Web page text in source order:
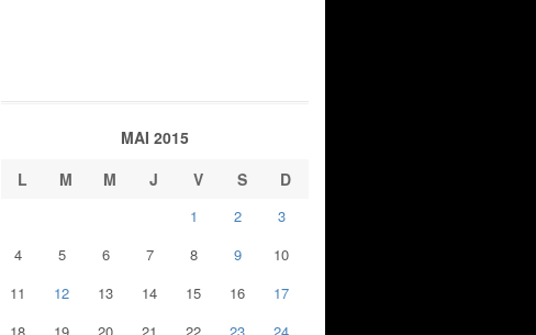
MAI 2015
L
M M J V S D
1 2
3
4
5 6 7 8 9
10
11
12 13 14 15 16
17